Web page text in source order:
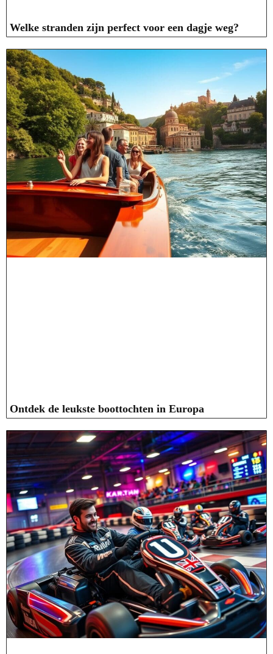
Welke stranden zijn perfect voor een dagje weg?
Ontdek de leukste boottochten in Europa